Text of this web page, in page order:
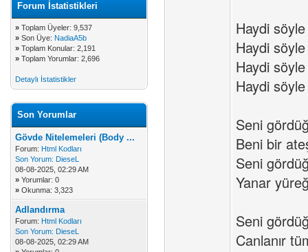
Forum İstatistikleri
» Toplam Üyeler: 9,537
» Son Üye: NadiaA5b
» Toplam Konular: 2,191
» Toplam Yorumlar: 2,696
Detaylı İstatistikler
Son Yorumlar
Gövde Nitelemeleri (Body ...
Forum: Html Kodları
Son Yorum: DieseL
08-08-2025, 02:29 AM
» Yorumlar: 0
» Okunma: 3,323
Adlandırma
Forum: Html Kodları
Son Yorum: DieseL
08-08-2025, 02:29 AM
Haydi
Haydi
Haydi
Haydi söyle
Seni
Beni bir
Seni
Yanar
Seni
Canlanır